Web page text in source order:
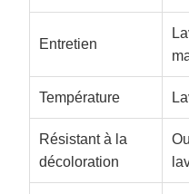
Entretien
Température
Résistant à la
décoloration